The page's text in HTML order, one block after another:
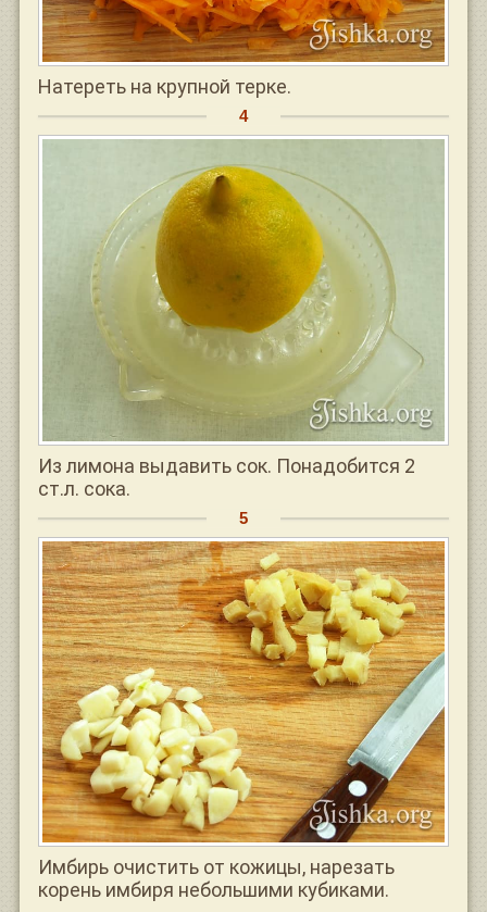
Натереть на крупной терке.
Из лимона выдавить сок. Понадобится 2
ст.л. сока.
Имбирь очистить от кожицы, нарезать
корень имбиря небольшими кубиками.